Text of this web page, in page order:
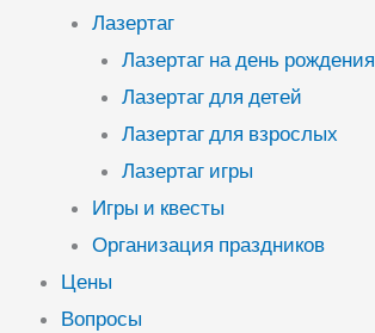
Лазертаг
Лазертаг на день рождения
Лазертаг для детей
Лазертаг для взрослых
Лазертаг игры
Игры и квесты
Организация праздников
Цены
Вопросы